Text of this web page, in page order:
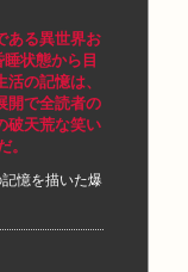
ある異世界お
状態から目
の記憶は、
開で全読者の
破天荒な笑い
憶を描いた爆